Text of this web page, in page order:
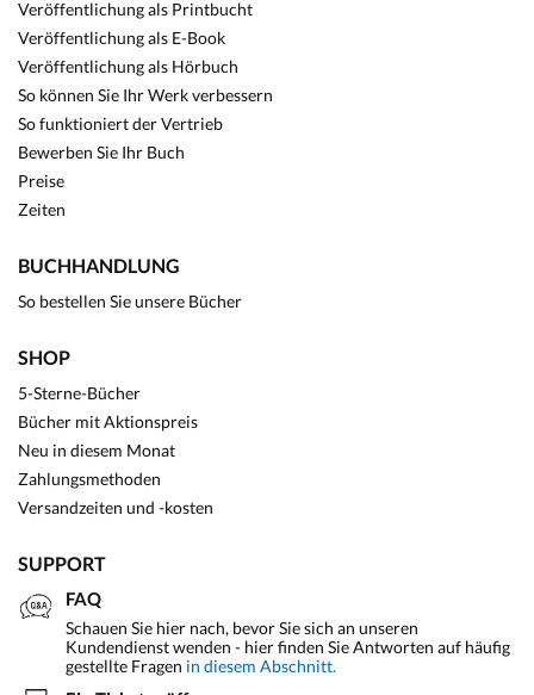
Veröffentlichung als Printbucht
Veröffentlichung als E-Book
Veröffentlichung als Hörbuch
So können Sie Ihr Werk verbessern
So funktioniert der Vertrieb
Bewerben Sie Ihr Buch
Preise
Zeiten
BUCHHANDLUNG
So bestellen Sie unsere Bücher
SHOP
5-Sterne-Bücher
Bücher mit Aktionspreis
Neu in diesem Monat
Zahlungsmethoden
Versandzeiten und -kosten
SUPPORT
FAQ
Schauen Sie hier nach, bevor Sie sich an unseren
Kundendienst wenden - hier finden Sie Antworten auf häufig
gestellte Fragen in diesem Abschnitt.